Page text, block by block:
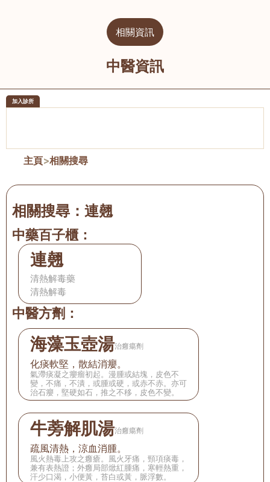
相關資訊
中醫資訊
加入診所
主頁>相關搜尋
相關搜尋： 連翹
中藥百子櫃：
連翹
清熱解毒藥
清熱解毒
中醫方劑：
海藻玉壺湯治癰瘍劑
化痰軟堅，散結消癭。
氣滯痰凝之癭瘤初起。漫腫或結塊，皮色不
變，不痛，不潰，或腫或硬，或赤不赤。亦可
治石癭，堅硬如石，推之不移，皮色不變。
牛蒡解肌湯治癰瘍劑
疏風清熱，涼血消腫。
風火熱毒上攻之癰瘡。風火牙痛，頸項痰毒，
兼有表熱證；外癰局部焮紅腫痛，寒輕熱重，
汗少口渴，小便黃，苔白或黃，脈浮數。